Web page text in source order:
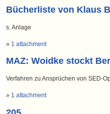
Bücherliste von Klaus
s. Anlage
» 1 attachment
MAZ: Woidke stockt
Verfahren zu Ansprüchen von SED-
» 1 attachment